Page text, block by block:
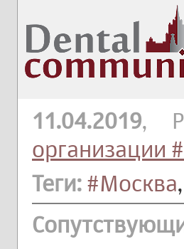
11.04.2019,
организации
Теги: #Москва,